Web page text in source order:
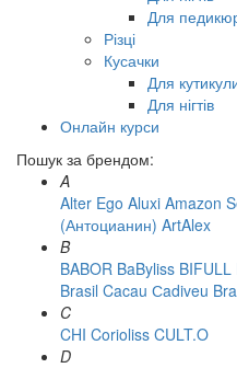
Для
Різці
Кусачки
Для
Для нігтів
Онлайн курси
Пошук за брендом:
A
Alter Ego Aluxi Amazon
(Антоцианин) ArtAlex
B
BABOR BaByliss BIFULL
Brasil Cacau Сadiveu
C
CHI Corioliss CULT.O
D